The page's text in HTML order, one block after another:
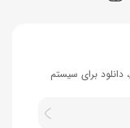
برای سیستم